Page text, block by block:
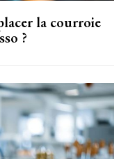
la courroie
?